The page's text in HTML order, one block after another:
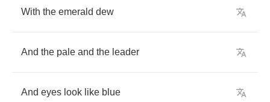
With the emerald dew
And the pale and the leader
And eyes look like blue